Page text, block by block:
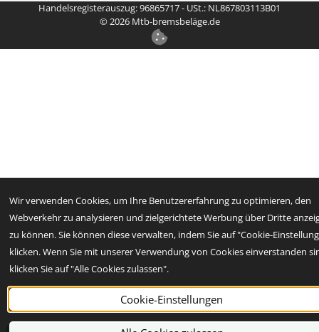
Handelsregisterauszug: 96865717 - USt.: NL867803113B01
©2026Mtb-bremsbeläge.de
Wir verwenden Cookies, um Ihre Benutzererfahrung zu optimieren, den
Webverkehr zu analysieren und zielgerichtete Werbung über Dritte
zu können. Sie können diese verwalten, indem Sie auf "Cookie-
klicken. Wenn Sie mit unserer Verwendung von Cookies einverstanden
klicken Sie auf "Alle Cookies zulassen".
Cookie-Einstellungen